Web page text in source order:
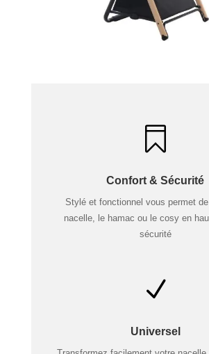

Confort & Sécurité
Stylé et fonctionnel vous permet
nacelle, le hamac ou le cosy en
sécurité
N
Universel